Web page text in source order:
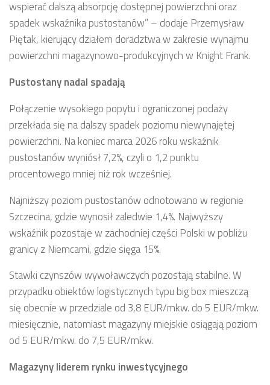
wspierać dalszą absorpcję dostępnej powierzchni oraz
spadek wskaźnika pustostanów” – dodaje Przemysław
Piętak, kierujący działem doradztwa w zakresie wynajmu
powierzchni magazynowo-produkcyjnych w Knight Frank.
Pustostany nadal spadają
Połączenie wysokiego popytu i ograniczonej podaży
przekłada się na dalszy spadek poziomu niewynajętej
powierzchni. Na koniec marca 2026 roku wskaźnik
pustostanów wyniósł 7,2%, czyli o 1,2 punktu
procentowego mniej niż rok wcześniej.
Najniższy poziom pustostanów odnotowano w regionie
Szczecina, gdzie wynosił zaledwie 1,4%. Najwyższy
wskaźnik pozostaje w zachodniej części Polski w pobliżu
granicy z Niemcami, gdzie sięga 15%.
Stawki czynszów wywoławczych pozostają stabilne. W
przypadku obiektów logistycznych typu big box mieszczą
się obecnie w przedziale od 3,8 EUR/mkw. do 5 EUR/mkw.
miesięcznie, natomiast magazyny miejskie osiągają poziom
od 5 EUR/mkw. do 7,5 EUR/mkw.
Magazyny liderem rynku inwestycyjnego